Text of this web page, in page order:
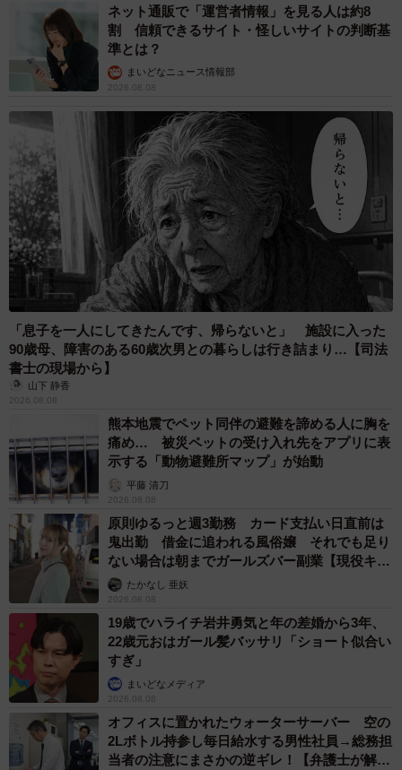
ネット通販で「運営者情報」を見る人は約8
割 信頼できるサイト・怪しいサイトの判断基
準とは？
まいどなニュース情報部
2026.08.08
「息子を一人にしてきたんです、帰らないと」 施設に入った
90歳母、障害のある60歳次男との暮らしは行き詰まり…【司法
書士の現場から】
山下 静香
2026.08.08
熊本地震でペット同伴の避難を諦める人に胸を
痛め… 被災ペットの受け入れ先をアプリに表
示する「動物避難所マップ」が始動
平藤 清刀
2026.08.08
原則ゆるっと週3勤務 カード支払い日直前は
鬼出勤 借金に追われる風俗嬢 それでも足り
ない場合は朝までガールズバー副業【現役キャ
ストに取材】
たかなし 亜妖
2026.08.08
19歳でハライチ岩井勇気と年の差婚から3年、
22歳元おはガール髪バッサリ「ショート似合い
すぎ」
まいどなメディア
2026.08.08
オフィスに置かれたウォーターサーバー 空の
2Lボトル持参し毎日給水する男性社員→総務担
当者の注意にまさかの逆ギレ！【弁護士が解